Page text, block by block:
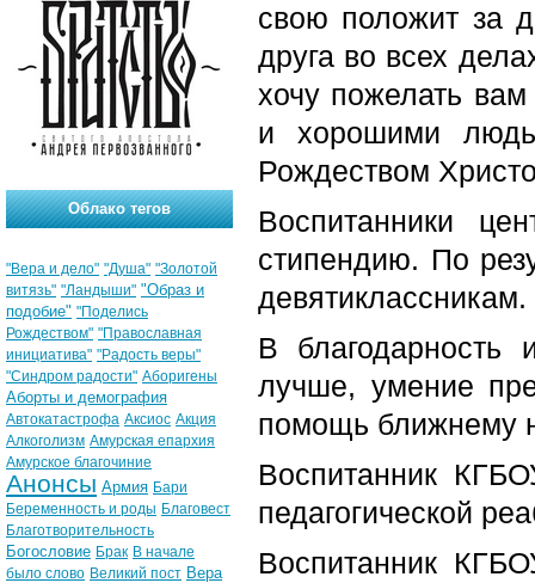
свою положит за
друга во всех
хочу пожелать
и хорошими
Рождеством
Воспитанники
стипендию. По
девятиклассникам.
В благодарность
лучше, умение
помощь ближнему
Воспитанник
педагогической
Воспитанник
Облако тегов
"Вера и дело" "Душа" "Золотой
витязь" "Ландыши" "Образ и
подобие" "Поделись
Рождеством" "Православная
инициатива" "Радость веры"
"Синдром радости" Аборигены
Аборты и демография
Автокатастрофа Аксиос Акция
Алкоголизм Амурская епархия
Амурское благочиние
Анонсы Армия Бари
Беременность и роды Благовест
Благотворительность
Богословие Брак В начале
было слово Великий пост Вера